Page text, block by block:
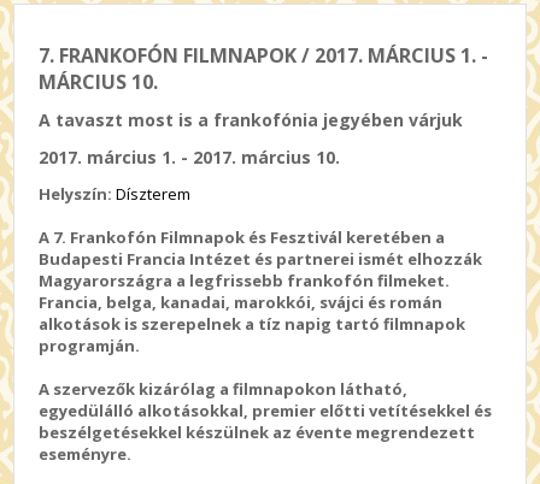
7. FRANKOFÓN FILMNAPOK / 2017. MÁRCIUS 1. -
MÁRCIUS 10.
A tavaszt most is a frankofónia jegyében várjuk
2017. március 1. - 2017. március 10.
Helyszín:Díszterem
A 7. Frankofón Filmnapok és Fesztivál keretében a
Budapesti Francia Intézet és partnerei ismét elhozzák
Magyarországra a legfrissebb frankofón filmeket.
Francia, belga, kanadai, marokkói, svájci és román
alkotások is szerepelnek a tíz napig tartó filmnapok
programján.
A szervezők kizárólag a filmnapokon látható,
egyedülálló alkotásokkal, premier előtti vetítésekkel és
beszélgetésekkel készülnek az évente megrendezett
eseményre.